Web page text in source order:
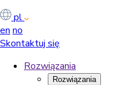
pl
en no
Skontaktuj się
Rozwiązania
Rozwiązania